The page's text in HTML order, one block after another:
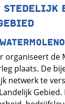
STEDELIJK
organiseert de
plaats. De
netwerk te
Gebied.